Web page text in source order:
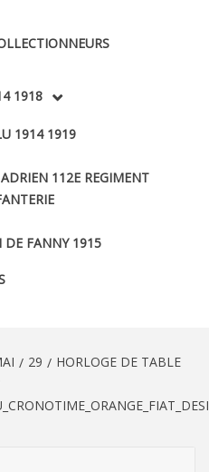
1918
1914 1919
112E REGIMENT
DE FANNY 1915
29
HORLOGE DE TABLE